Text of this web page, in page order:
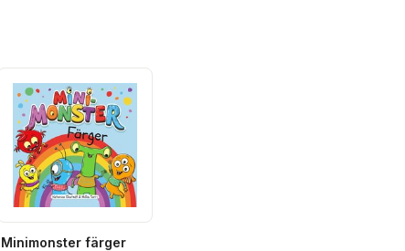
Minimonster färger